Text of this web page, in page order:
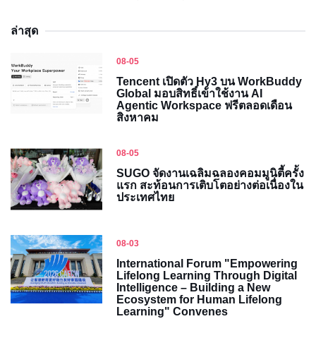
ล่าสุด
08-05
Tencent เปิดตัว Hy3 บน WorkBuddy
Global มอบสิทธิ์เข้าใช้งาน AI
Agentic Workspace ฟรีตลอดเดือน
สิงหาคม
08-05
SUGO จัดงานเฉลิมฉลองคอมมูนิตี้ครั้ง
แรก สะท้อนการเติบโตอย่างต่อเนื่องใน
ประเทศไทย
08-03
International Forum "Empowering
Lifelong Learning Through Digital
Intelligence – Building a New
Ecosystem for Human Lifelong
Learning" Convenes